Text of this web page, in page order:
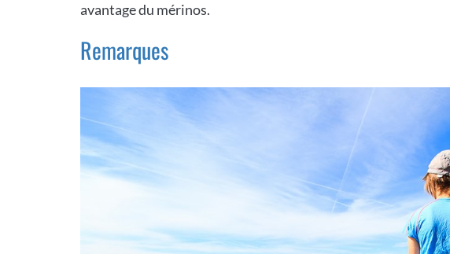
avantage du mérinos.
Remarques